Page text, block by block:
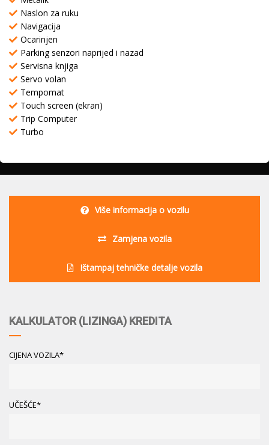
Naslon za ruku
Navigacija
Ocarinjen
Parking senzori naprijed i nazad
Servisna knjiga
Servo volan
Tempomat
Touch screen (ekran)
Trip Computer
Turbo
Više informacija o vozilu
Zamjena vozila
Ištampaj tehničke detalje vozila
KALKULATOR (LIZINGA) KREDITA
CIJENA VOZILA*
UČEŠĆE*